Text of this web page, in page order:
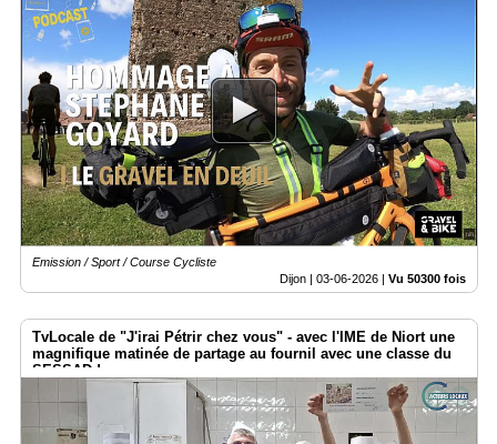
Emission / Sport / Course Cycliste
Dijon | 03-06-2026 | Vu 50300 fois
TvLocale de "J'irai Pétrir chez vous" - avec l'IME de Niort une
magnifique matinée de partage au fournil avec une classe du
SESSAD !